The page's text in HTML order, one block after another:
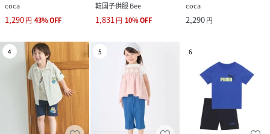
coca
1,290円 43%OFF
韓国子供服 Bee
1,831円 10%OFF
coca
2,290円
4 5 6